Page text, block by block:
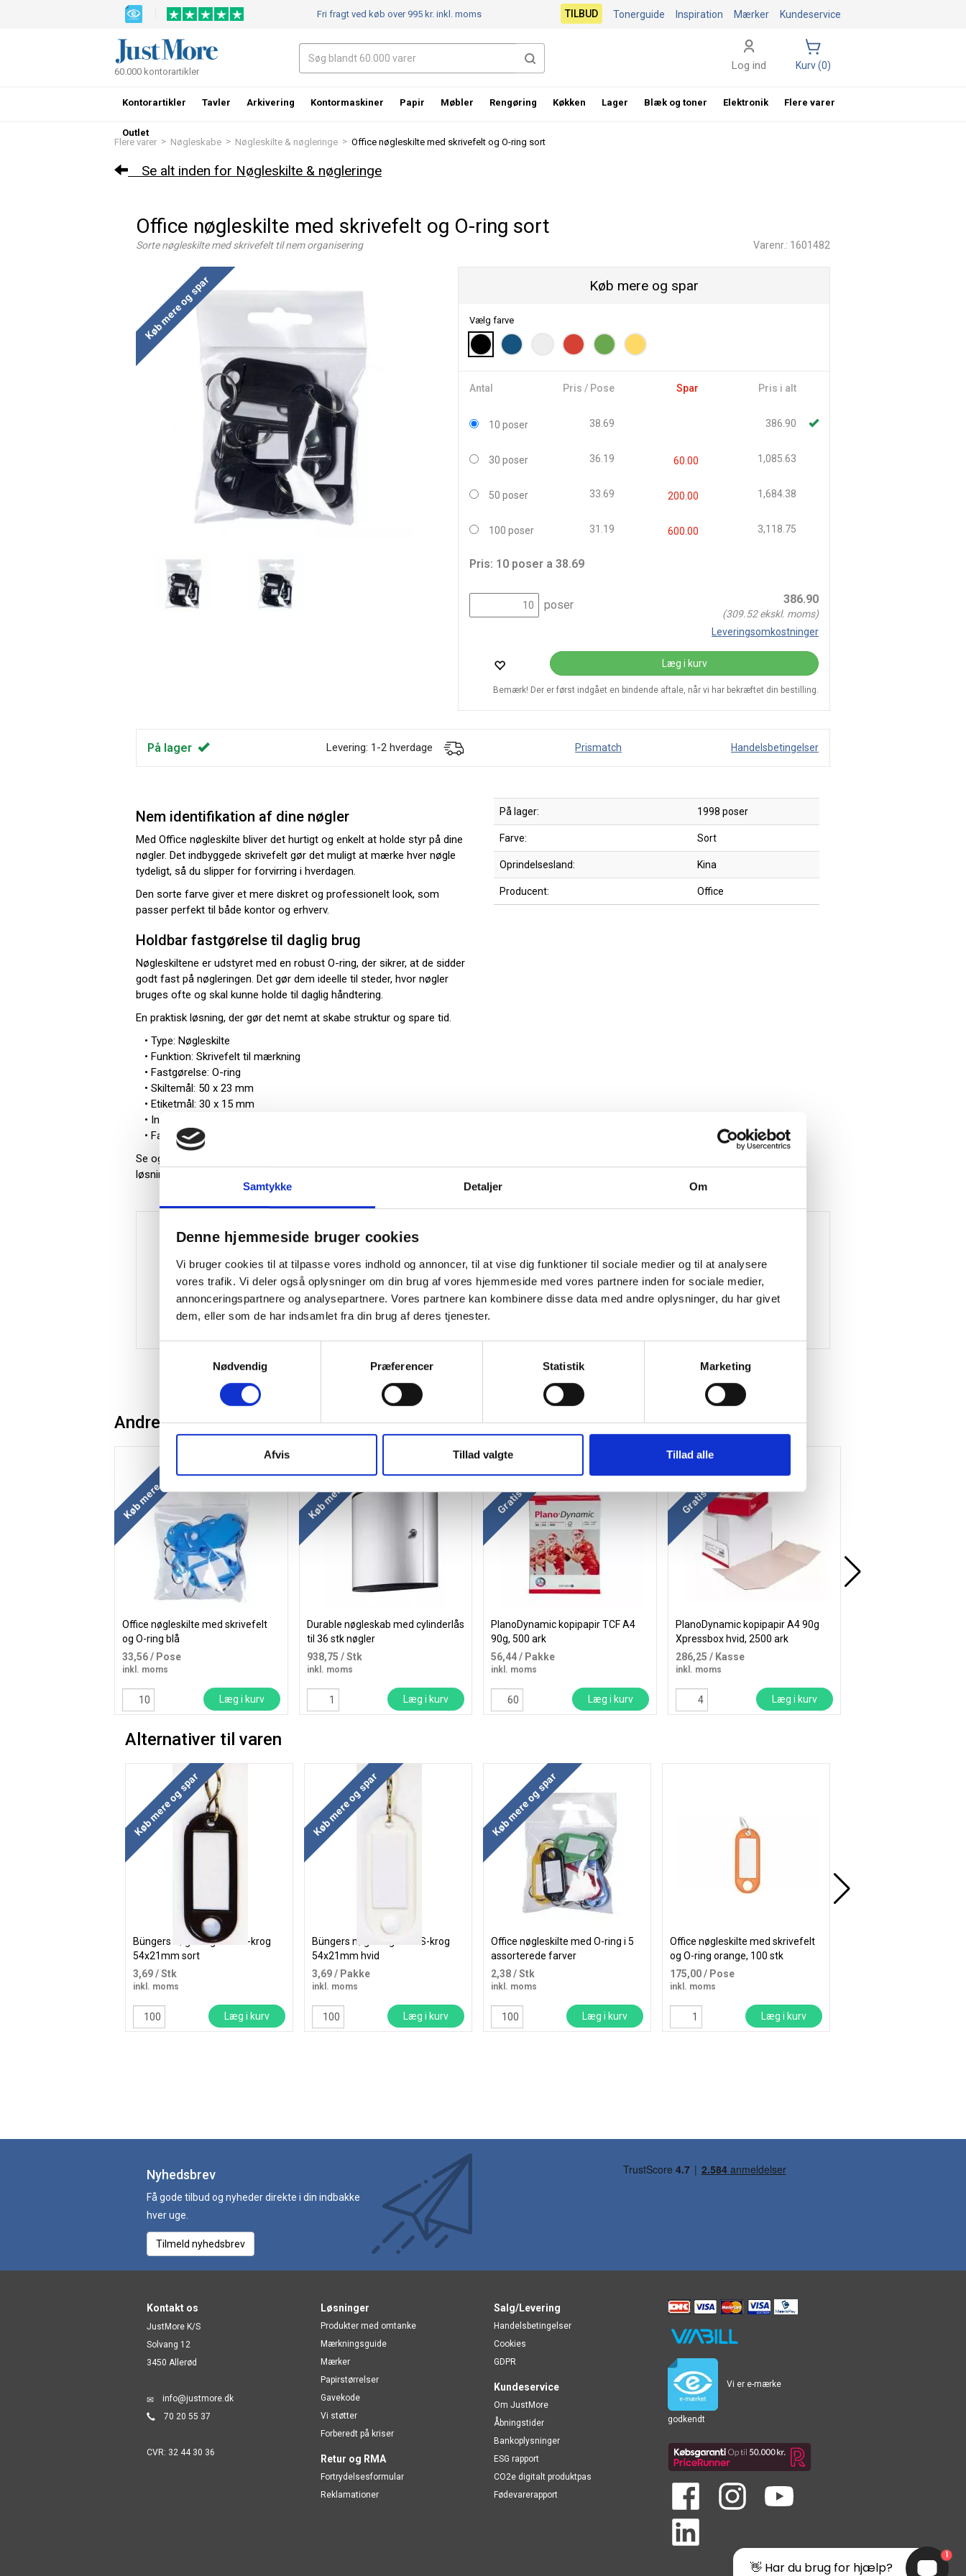
Samtykke Detaljer Om
Denne hjemmeside bruger cookies
Vi bruger cookies til at tilpasse vores indhold og annoncer, til at vise dig funktioner til sociale medier og til at analysere
vores trafik. Vi deler også oplysninger om din brug af vores hjemmeside med vores partnere inden for sociale medier,
annonceringspartnere og analysepartnere. Vores partnere kan kombinere disse data med andre oplysninger, du har givet
dem, eller som de har indsamlet fra din brug af deres tjenester.
Nødvendig
Præferencer Statistik Marketing
Afvis Tillad valgte Tillad alle
Flere varer > Nøgleskabe > Nøgleskilte & nøgleringe > Office nøgleskilte med skrivefelt og O-ring sort
Se alt inden for Nøgleskilte & nøgleringe
Office nøgleskilte med skrivefelt og O-ring sort
Sorte nøgleskilte med skrivefelt til nem organisering Varenr.: 1601482
Køb mere og spar Køb mere og spar
Vælg farve
Antal Pris / Pose Spar Pris i alt
10 poser 38.69 386.90
30 poser 36.19 60.00 1,085.63
50 poser 33.69 200.00 1,684.38
100 poser 31.19 600.00 3,118.75
Pris: 10 poser a 38.69
poser 386.90
(309.52ekskl. moms)
Leveringsomkostninger
Læg i kurv
Bemærk! Der er først indgået en bindende aftale, når vi har bekræftet din bestilling.
På lager Levering: 1-2 hverdage Prismatch Handelsbetingelser
Nem identifikation af dine nøgler
Med Office nøgleskilte bliver det hurtigt og enkelt at holde styr på dine
nøgler. Det indbyggede skrivefelt gør det muligt at mærke hver nøgle
tydeligt, så du slipper for forvirring i hverdagen.
Den sorte farve giver et mere diskret og professionelt look, som
passer perfekt til både kontor og erhverv.
Holdbar fastgørelse til daglig brug
Nøgleskiltene er udstyret med en robust O-ring, der sikrer, at de sidder
godt fast på nøgleringen. Det gør dem ideelle til steder, hvor nøgler
bruges ofte og skal kunne holde til daglig håndtering.
En praktisk løsning, der gør det nemt at skabe struktur og spare tid.
• Type: Nøgleskilte
• Funktion: Skrivefelt til mærkning
• Fastgørelse: O-ring
• Skiltemål: 50 x 23 mm
• Etiketmål: 30 x 15 mm
• Indhold: 10 stk pr. pose
• Farve: Sort
Se også udvalget i kategorien
løsninger til sikker opbevaring og organisering af dine nøgler.
På lager: 1998 poser
Farve: Sort
Oprindelsesland: Kina
Producent: Office
Andre kunder købte også
Køb mere og spar
Office nøgleskilte med skrivefelt
og O-ring blå
33,56/ Pose
inkl. moms
Læg i kurv
Køb mere og spar
Durable nøgleskab med cylinderlås
til 36 stk nøgler
938,75 / Stk
inkl. moms
Læg i kurv
Køb mere og spar
Gratis levering
PlanoDynamic kopipapir TCF A4
90g, 500 ark
56,44/ Pakke
inkl. moms
Læg i kurv
Køb mere og spar
Gratis levering
PlanoDynamic kopipapir A4 90g
Xpressbox hvid, 2500 ark
286,25 / Kasse
inkl. moms
Læg i kurv
Alternativer til varen
Køb mere og spar
Büngers nøglering med S-krog
54x21mm sort
3,69/ Stk
inkl. moms
Læg i kurv
Køb mere og spar
Büngers nøglering med S-krog
54x21mm hvid
3,69/ Pakke
inkl. moms
Læg i kurv
Køb mere og spar
Office nøgleskilte med O-ring i 5
assorterede farver
2,38/ Stk
inkl. moms
Læg i kurv
Office nøgleskilte med skrivefelt
og O-ring orange, 100 stk
175,00/ Pose
inkl. moms
Læg i kurv
Fri fragt ved køb over 995 kr.inkl. moms Kundeservice
Mærker
Inspiration
Tonerguide
TILBUD
60.000 kontorartikler Log ind Kurv (0)
Kontorartikler Tavler Arkivering Kontormaskiner Papir Møbler Rengøring Køkken Lager Blæk og toner Elektronik Flere varer
Outlet
Nyhedsbrev
Få gode tilbud og nyheder direkte i din indbakke
hver uge.
Tilmeld nyhedsbrev
Kontakt os
JustMore K/S
Solvang 12
3450 Allerød
info@justmore.dk
70 20 55 37
CVR: 32 44 30 36
Løsninger
Produkter med omtanke
Mærkningsguide
Mærker
Papirstørrelser
Gavekode
Vi støtter
Forberedt på kriser
Retur og RMA
Fortrydelsesformular
Reklamationer
Salg/Levering
Handelsbetingelser
Cookies
GDPR
Kundeservice
Om JustMore
Åbningstider
Bankoplysninger
ESG rapport
CO2e digitalt produktpas
Fødevarerapport
Vi er e-mærke
godkendt
👋 Har du brug for hjælp?
1